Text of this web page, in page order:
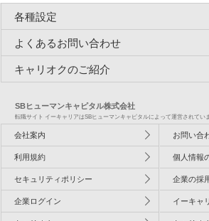
各種設定
よくあるお問い合わせ
キャリオクのご紹介
SBヒューマンキャピタル株式会社
転職サイト イーキャリアはSBヒューマンキャピタルによって運営されていま
会社案内 お問い合
利用規約 個人情報
セキュリティポリシー 企業の採
企業ログイン イーキャ